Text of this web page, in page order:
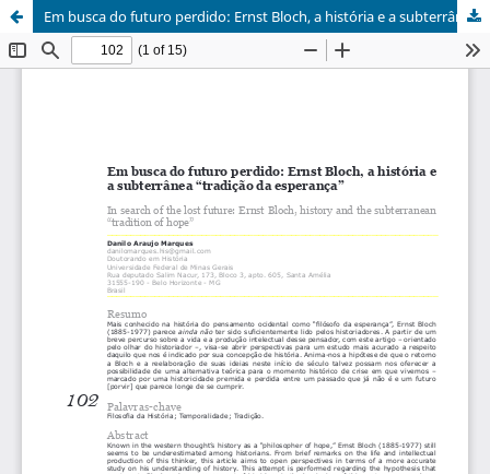
Em busca do futuro perdido: Ernst Bloch, a história e a subterrânea “tradição da esperança”